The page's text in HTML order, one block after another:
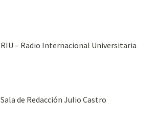
RIU – Radio Internacional Universitaria
Sala de Redacción Julio Castro